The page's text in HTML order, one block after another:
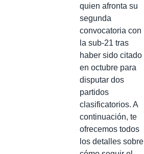
quien afronta su
segunda
convocatoria con
la sub-21 tras
haber sido citado
en octubre para
disputar dos
partidos
clasificatorios. A
continuación, te
ofrecemos todos
los detalles sobre